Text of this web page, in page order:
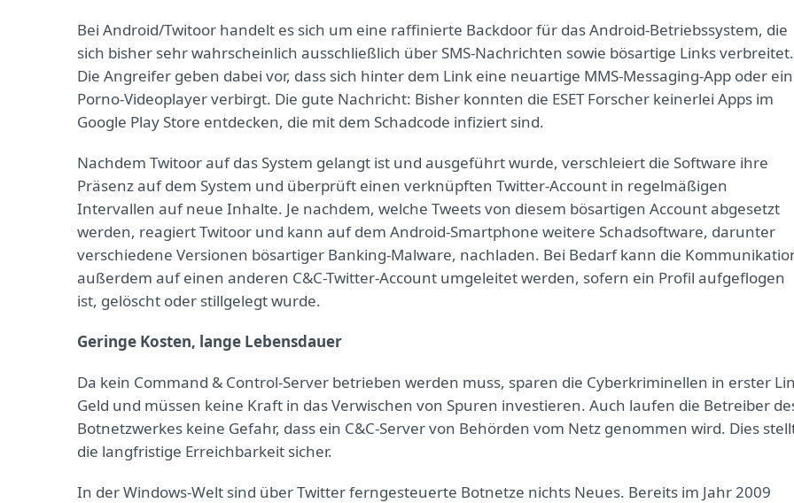
Bei Android/Twitoor handelt es sich um eine raffinierte Backdoor für das Android-Betriebssystem, die
sich bisher sehr wahrscheinlich ausschließlich über SMS-Nachrichten sowie bösartige Links verbreitet.
Die Angreifer geben dabei vor, dass sich hinter dem Link eine neuartige MMS-Messaging-App oder ein
Porno-Videoplayer verbirgt. Die gute Nachricht: Bisher konnten die ESET Forscher keinerlei Apps im
Google Play Store entdecken, die mit dem Schadcode infiziert sind.
Nachdem Twitoor auf das System gelangt ist und ausgeführt wurde, verschleiert die Software ihre
Präsenz auf dem System und überprüft einen verknüpften Twitter-Account in regelmäßigen
Intervallen auf neue Inhalte. Je nachdem, welche Tweets von diesem bösartigen Account abgesetzt
werden, reagiert Twitoor und kann auf dem Android-Smartphone weitere Schadsoftware, darunter
verschiedene Versionen bösartiger Banking-Malware, nachladen. Bei Bedarf kann die
außerdem auf einen anderen C&C-Twitter-Account umgeleitet werden, sofern ein Profil aufgeflogen
ist, gelöscht oder stillgelegt wurde.
Geringe Kosten, lange Lebensdauer
Da kein Command & Control-Server betrieben werden muss, sparen die Cyberkriminellen in erster
Geld und müssen keine Kraft in das Verwischen von Spuren investieren. Auch laufen die Betreiber
Botnetzwerkes keine Gefahr, dass ein C&C-Server von Behörden vom Netz genommen wird. Dies
die langfristige Erreichbarkeit sicher.
In der Windows-Welt sind über Twitter ferngesteuerte Botnetze nichts Neues. Bereits im Jahr 2009